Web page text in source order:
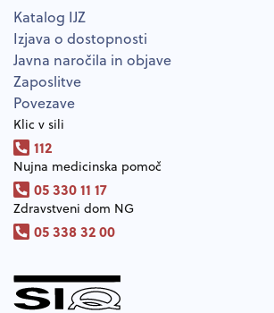
Katalog IJZ
Izjava o dostopnosti
Javna naročila in objave
Zaposlitve
Povezave
Klic v sili
112
Nujna medicinska pomoč
05 330 11 17
Zdravstveni dom NG
05 338 32 00